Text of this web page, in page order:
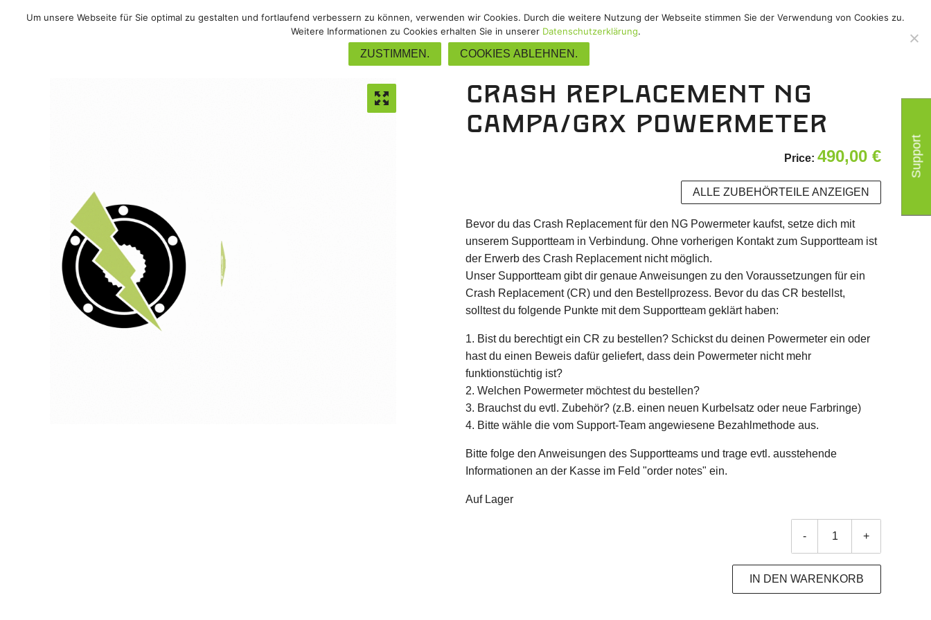
Sale! / Rennrad / MTB / Gravel / Track / Upgrades / Zubehör / Support /
Crash Replacement NG
Campa/GRX Powermeter
Price: 490,00 €
ALLE ZUBEHÖRTEILE ANZEIGEN
Bevor du das Crash Replacement für den NG Powermeter kaufst, setze dich mit
unserem Supportteam in Verbindung. Ohne vorherigen Kontakt zum Supportteam ist
der Erwerb des Crash Replacement nicht möglich.
Unser Supportteam gibt dir genaue Anweisungen zu den Voraussetzungen für ein
Crash Replacement (CR) und den Bestellprozess. Bevor du das CR bestellst,
solltest du folgende Punkte mit dem Supportteam geklärt haben:
1. Bist du berechtigt ein CR zu bestellen? Schickst du deinen Powermeter ein oder
hast du einen Beweis dafür geliefert, dass dein Powermeter nicht mehr
funktionstüchtig ist?
2. Welchen Powermeter möchtest du bestellen?
3. Brauchst du evtl. Zubehör? (z.B. einen neuen Kurbelsatz oder neue Farbringe)
4. Bitte wähle die vom Support-Team angewiesene Bezahlmethode aus.
Bitte folge den Anweisungen des Supportteams und trage evtl. ausstehende
Informationen an der Kasse im Feld "order notes" ein.
Auf Lager
- +
IN DEN WARENKORB
Support
Um unsere Webseite für Sie optimal zu gestalten und fortlaufend verbessern zu können, verwenden wir Cookies. Durch die weitere Nutzung der Webseite stimmen Sie der Verwendung von Cookies zu.
Weitere Informationen zu Cookies erhalten Sie in unserer Datenschutzerklärung.
ZUSTIMMEN. COOKIES ABLEHNEN.